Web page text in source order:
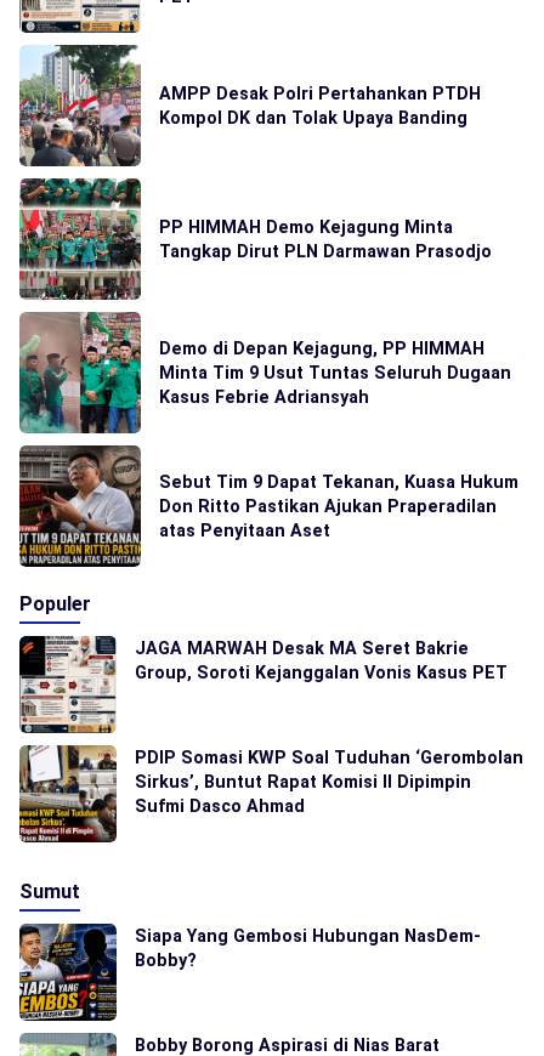
AMPP Desak Polri Pertahankan PTDH
Kompol DK dan Tolak Upaya Banding
PP HIMMAH Demo Kejagung Minta
Tangkap Dirut PLN Darmawan Prasodjo
Demo di Depan Kejagung, PP HIMMAH
Minta Tim 9 Usut Tuntas Seluruh Dugaan
Kasus Febrie Adriansyah
Sebut Tim 9 Dapat Tekanan, Kuasa Hukum
Don Ritto Pastikan Ajukan Praperadilan
atas Penyitaan Aset
Populer
JAGA MARWAH Desak MA Seret Bakrie
Group, Soroti Kejanggalan Vonis Kasus PET
PDIP Somasi KWP Soal Tuduhan ‘Gerombolan
Sirkus’, Buntut Rapat Komisi II Dipimpin
Sufmi Dasco Ahmad
Sumut
Siapa Yang Gembosi Hubungan NasDem-
Bobby?
Bobby Borong Aspirasi di Nias Barat